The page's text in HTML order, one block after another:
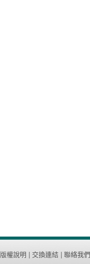
版權說明 交換連結 聯絡我們